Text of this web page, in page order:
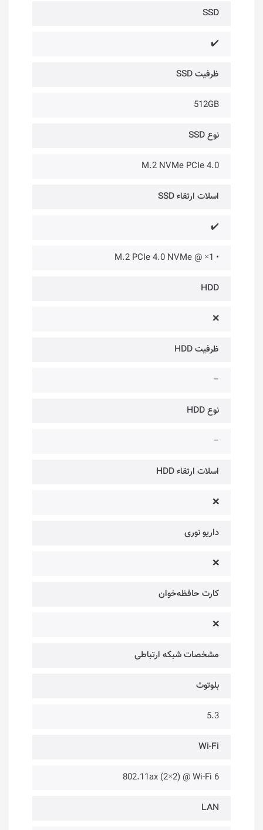
SSD
✔️
ظرفیت SSD
512GB
نوع SSD
M.2 NVMe PCIe 4.0
اسلات ارتقاء SSD
✔️
• 1× @ M.2 PCIe 4.0 NVMe
HDD
❌
ظرفیت HDD
–
نوع HDD
–
اسلات ارتقاء HDD
❌
داریو نوری
❌
کارت حافظه‌خوان
❌
مشخصات شبکه ارتباطی
بلوتوث
5.3
Wi-Fi
802.11ax (2×2) @ Wi-Fi 6
LAN